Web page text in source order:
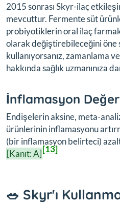
2015 sonrası Skyr-ilaç
mevcuttur. Fermente süt
probiyotiklerin oral ilaç
olarak değiştirebileceğini öne
kullanıyorsanız, zamanlama
hakkında sağlık uzmanınıza
İnflamasyon
Endişelerin aksine, meta-
ürünlerinin inflamasyonu
(bir inflamasyon belirteci)
[Kanıt: A][13]
🥗 Skyr'ı